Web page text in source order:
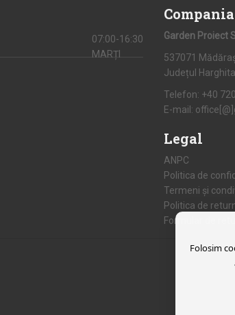
07:00-16:30
MARȚI
Compania
Garden Proiect
537071
Județul
Telefon: +40
E-mail:
Legal
ANPC
Politica de
Termeni şi
Politica de
Formular de retur
Folosim